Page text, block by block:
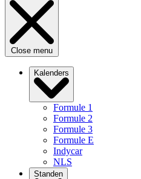
Close menu
Kalenders
Formule 1
Formule 2
Formule 3
Formule E
Indycar
NLS
Standen